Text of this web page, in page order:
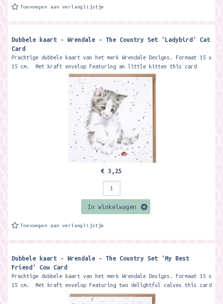
Toevoegen aan verlanglijstje
Dubbele kaart - Wrendale - The Country Set 'Ladybird' Cat
Card
Prachtige dubbele kaart van het merk Wrendale Designs. Formaat 15 x
15 cm. Met kraft envelop Featuring an little kitten this card
€ 3,25
In winkelwagen
Toevoegen aan verlanglijstje
Dubbele kaart - Wrendale - The Country Set 'My Best
Friend' Cow Card
Prachtige dubbele kaart van het merk Wrendale Designs. Formaat 15 x
15 cm. Met kraft envelop Featuring two delightful calves this card